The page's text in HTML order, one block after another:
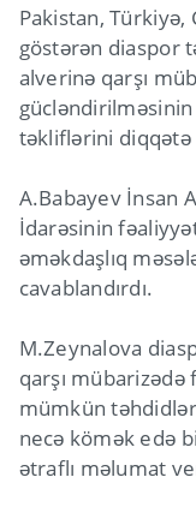
Pakistan,
göstərən diaspor
alverinə qarşı
təkliflərini diqqətə
A.Babayev İnsan
İdarəsinin
əməkdaşlıq
cavablandırdı.
M.Zeynalova
qarşı mübarizədə
mümkün
necə kömək edə
ətraflı məlumat